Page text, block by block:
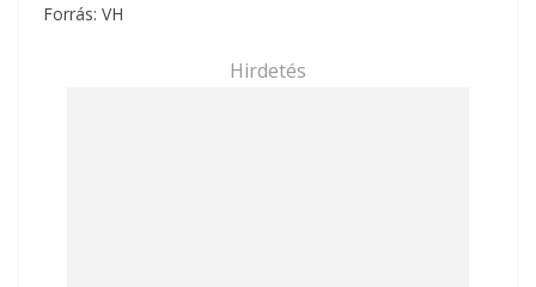
Forrás: VH
Hirdetés